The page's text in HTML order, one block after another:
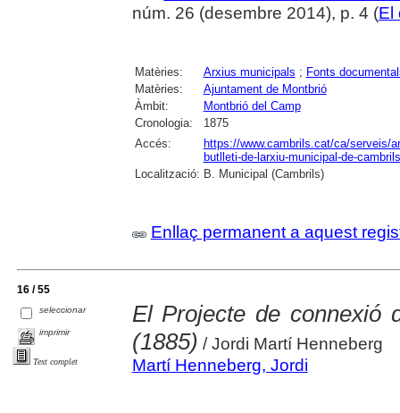
núm. 26 (desembre 2014), p. 4 (El
Matèries: Arxius municipals ; Fonts
Matèries:
Ajuntament de Montbrió
Àmbit:
Montbrió del Camp
Cronologia:
1875
Accés:
https://www.cambrils.cat/ca/serveis/
butlleti-de-larxiu-municipal-de-
Localització: B. Municipal (Cambrils)
Enllaç permanent a aquest
16 / 55
seleccionar
imprimir
Text complet
El Projecte de connexió
(1885) / Jordi Martí Henneberg
Martí Henneberg, Jordi